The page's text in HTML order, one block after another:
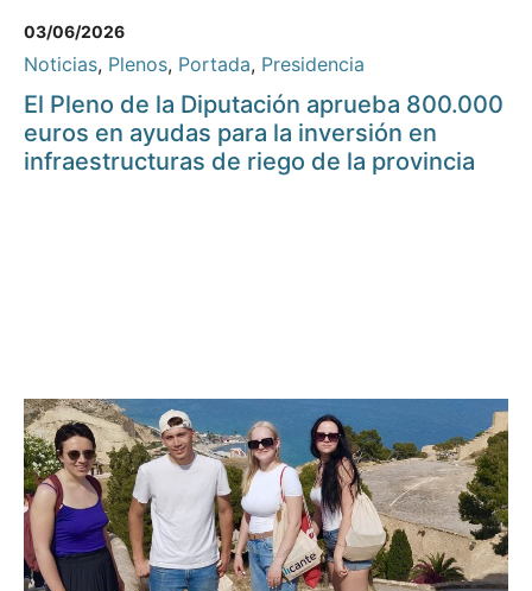
03/06/2026
Noticias, Plenos, Portada, Presidencia
El Pleno de la Diputación aprueba 800.000
euros en ayudas para la inversión en
infraestructuras de riego de la provincia